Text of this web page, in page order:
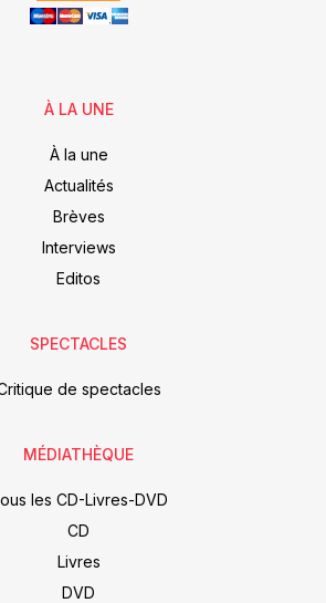
À LA UNE
À la une
Actualités
Brèves
Interviews
Editos
SPECTACLES
de spectacles
MÉDIATHÈQUE
les CD-Livres-DVD
CD
Livres
DVD